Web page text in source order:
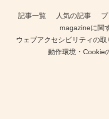
記事一覧 人気の記事
magazineに関
ウェブアクセシビリティの取
動作環境・Cookie